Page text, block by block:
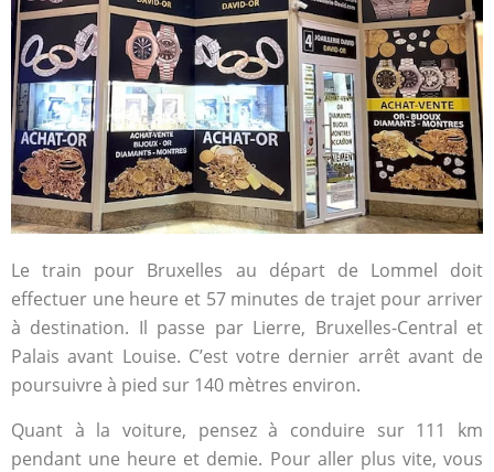
Le train pour Bruxelles au départ de Lommel doit
effectuer une heure et 57 minutes de trajet pour arriver
à destination. Il passe par Lierre, Bruxelles-Central et
Palais avant Louise. C’est votre dernier arrêt avant de
poursuivre à pied sur 140 mètres environ.
Quant à la voiture, pensez à conduire sur 111 km
pendant une heure et demie. Pour aller plus vite, vous